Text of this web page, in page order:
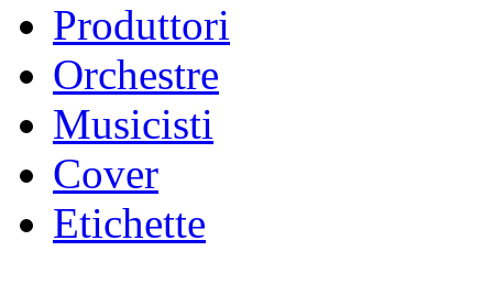
Produttori
Orchestre
Musicisti
Cover
Etichette